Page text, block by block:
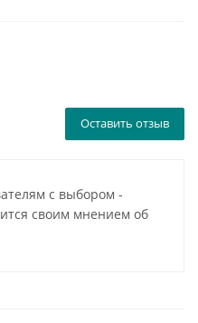
Оставить отзыв
с выбором -
своим мнением об